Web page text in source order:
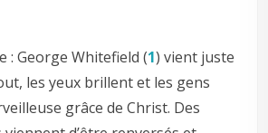
: George Whitefield (1) vient juste
les yeux brillent et les gens
grâce de Christ. Des